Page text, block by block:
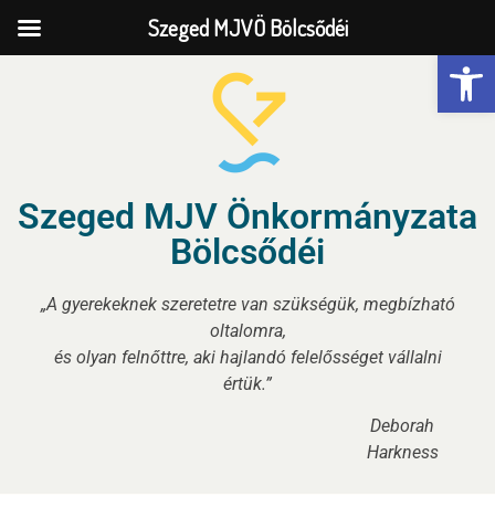
Szeged MJV Önkormányzata
Bölcsődéi
„A gyerekeknek szeretetre van szükségük, megbízható
oltalomra,
és olyan felnőttre, aki hajlandó felelősséget vállalni
értük.”
Deborah
Harkness
Szeged MJVÖ Bölcsődéi